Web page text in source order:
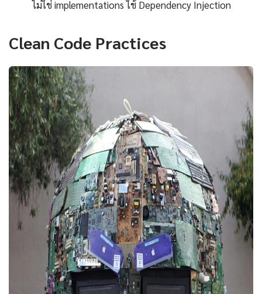
ไม่ใช่ implementations ใช้ Dependency Injection
Clean Code Practices